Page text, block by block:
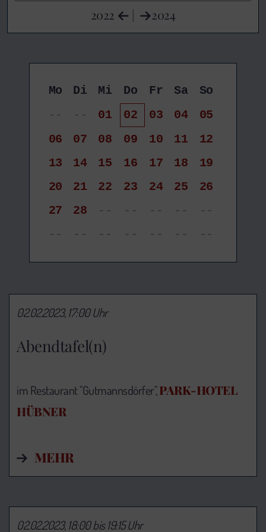
2022 | 2024
Mo Di Mi Do Fr Sa
So
--
-- 01 02 03 04
05
06
07 08 09 10 11
12
13
14 15 16 17 18
19
20
21 22 23 24 25
26
27
28 -- -- -- --
--
--
-- -- -- -- -- --
Abendtafel(n)
02.02.2023, 17:00 Uhr
im Restaurant "Gutmannsdörfer",PARK-HOTEL
HÜBNER
MEHR
02.02.2023, 18:00 bis 19:15 Uhr